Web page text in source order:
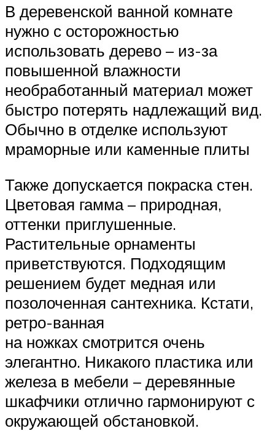
В деревенской ванной комнате
нужно с осторожностью
использовать дерево – из-за
повышенной влажности
необработанный материал может
быстро потерять надлежащий вид.
Обычно в отделке используют
мраморные или каменные плиты
Также допускается покраска стен.
Цветовая гамма – природная,
оттенки приглушенные.
Растительные орнаменты
приветствуются. Подходящим
решением будет медная или
позолоченная сантехника. Кстати,
ретро-ванная
на ножках смотрится очень
элегантно. Никакого пластика или
железа в мебели – деревянные
шкафчики отлично гармонируют с
окружающей обстановкой.